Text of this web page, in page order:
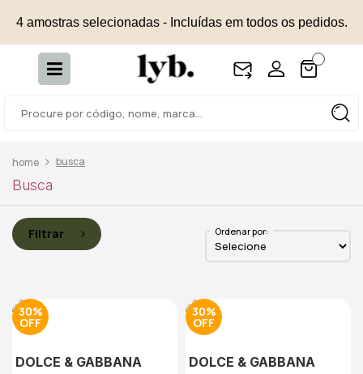
4 amostras selecionadas - Incluídas em todos os pedidos.
busca
Busca
Filtrar Ordenar por:
30%
DOLCE & GABBANA
30%
DOLCE & GABBANA